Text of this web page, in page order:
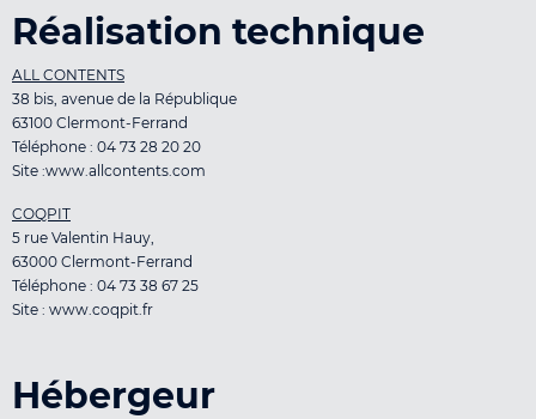
Réalisation technique
ALL CONTENTS
38 bis, avenue de la République
63100 Clermont-Ferrand
Téléphone : 04 73 28 20 20
Site :www.allcontents.com
COQPIT
5 rue Valentin Hauy,
63000 Clermont-Ferrand
Téléphone : 04 73 38 67 25
Site : www.coqpit.fr
Hébergeur